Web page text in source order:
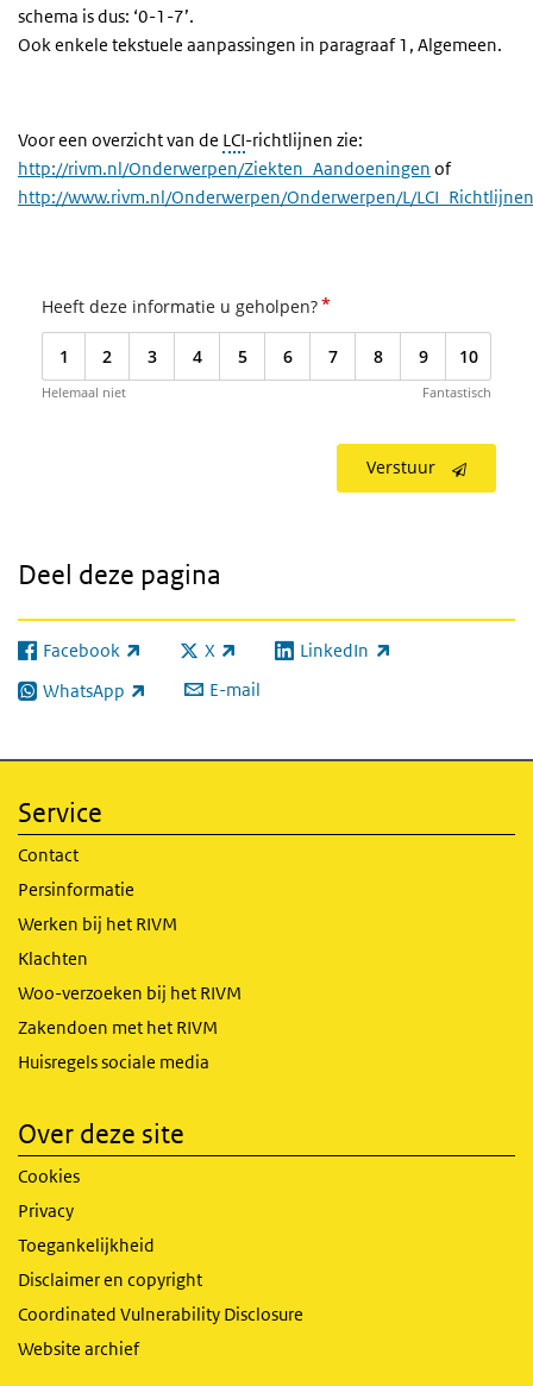
schema is dus: ‘0-1-7’.
Ook enkele tekstuele aanpassingen in paragraaf 1, Algemeen.
Voor een overzicht van de LCI-richtlijnen zie:
http://rivm.nl/Onderwerpen/Ziekten_Aandoeningen of
http://www.rivm.nl/Onderwerpen/Onderwerpen/L/LCI_Richtlijnen
Heeft deze informatie u geholpen?*
1 2 3 4 5 6 7 8 9 10
Helemaal niet Fantastisch
Verstuur
Deel deze pagina
Facebook
(externe link) X
(externe link) LinkedIn
(externe link)
WhatsApp
(externe link) E-mail
Service
Contact
Persinformatie
Werken bij het RIVM
Klachten
Woo-verzoeken bij het RIVM
Zakendoen met het RIVM
Huisregels sociale media
Over deze site
Cookies
Privacy
Toegankelijkheid
Disclaimer en copyright
Coordinated Vulnerability Disclosure
Website archief